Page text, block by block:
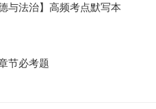
码:00157）
管理概论（代
与法治】高频考点默写本
节必考题